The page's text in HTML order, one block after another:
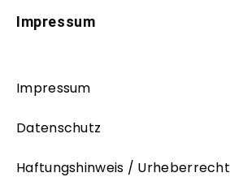
Impressum
Impressum
Datenschutz
Haftungshinweis / Urheberrecht